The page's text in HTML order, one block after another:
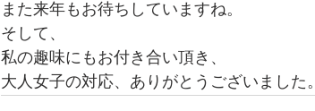
また来年もお待ちしていますね。
そして、
私の趣味にもお付き合い頂き、
大人女子の対応、ありがとうございました。